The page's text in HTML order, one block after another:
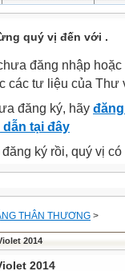
quý vị đến với .
đăng nhập
các tư liệu của Thư
đăng ký, hãy
tại đây
đăng ký rồi, quý vị
THÂN THƯƠNG >
2014
2014